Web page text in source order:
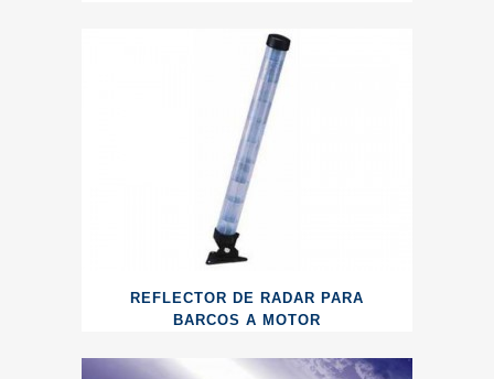
REFLECTOR DE RADAR PARA
BARCOS A MOTOR